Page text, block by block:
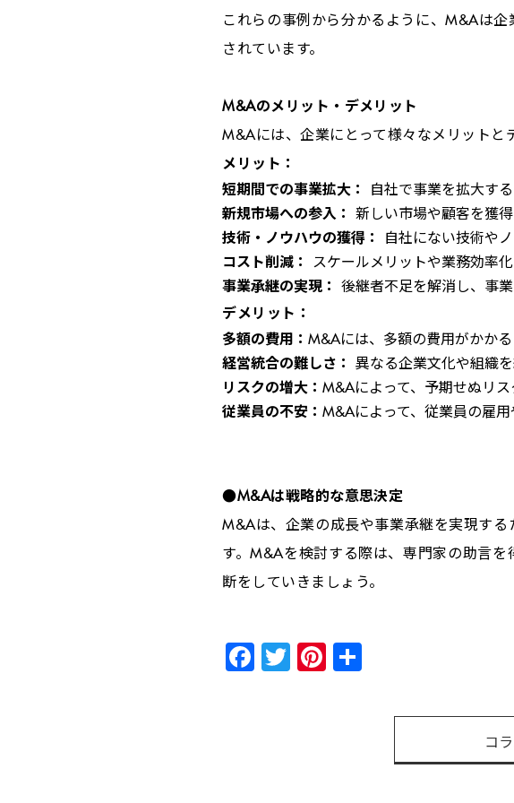
これらの事例から分かるように、 M&A は企
されています。
M&A のメリット・デメリット
M&A には、企業にとって様々なメリットと
メリット：
短期間での事業拡大： 自社で事業を拡大す
新規市場への参入： 新しい市場や顧客を獲得
技術・ノウハウの獲得： 自社にない技術や
コスト削減： スケールメリットや業務効率
事業承継の実現： 後継者不足を解消し、事
デメリット：
多額の費用： M&A には、多額の費用がかかる
経営統合の難しさ： 異なる企業文化や組織
リスクの増大： M&A によって、予期せぬリ
従業員の不安： M&A によって、従業員の雇
●M&A は戦略的な意思決定
M&A は、企業の成長や事業承継を実現す
す。 M&A を検討する際は、専門家の助言
断をしていきましょう。
Facebook
TwitterPinterest
コ